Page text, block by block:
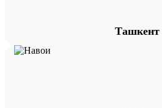
Ташкент